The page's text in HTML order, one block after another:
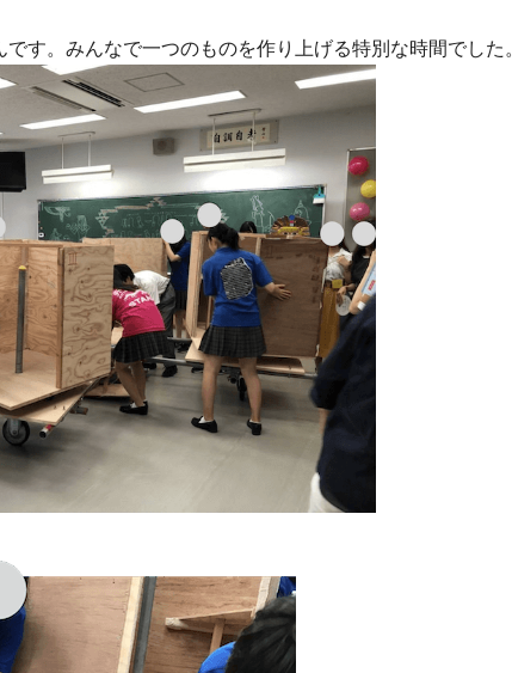
す。みんなで一つのものを作り上げる特別な時間でした。